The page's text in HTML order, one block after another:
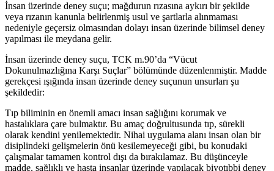
İnsan üzerinde deney suçu; mağdurun rızasına aykırı bir şekilde
veya rızanın kanunla belirlenmiş usul ve şartlarla alınmaması
nedeniyle geçersiz olmasından dolayı insan üzerinde bilimsel deney
yapılması ile meydana gelir.
İnsan üzerinde deney suçu, TCK m.90’da “Vücut
Dokunulmazlığına Karşı Suçlar” bölümünde düzenlenmiştir. Madde
gerekçesi ışığında insan üzerinde deney suçunun unsurları şu
şekildedir:
Tıp biliminin en önemli amacı insan sağlığını korumak ve
hastalıklara çare bulmaktır. Bu amaç doğrultusunda tıp, sürekli
olarak kendini yenilemektedir. Nihai uygulama alanı insan olan bir
disiplindeki gelişmelerin önü kesilemeyeceği gibi, bu konudaki
çalışmalar tamamen kontrol dışı da bırakılamaz. Bu düşünceyle
madde, sağlıklı ve hasta insanlar üzerinde yapılacak biyotıbbi deney